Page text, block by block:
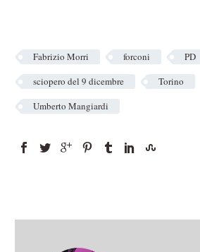
Fabrizio Morri forconi PD
sciopero del 9 dicembre
Torino
Umberto Mangiardi